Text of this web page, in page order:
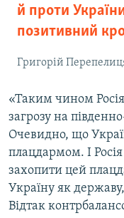
й проти
позитивний
Григорій
«Таким чином
загрозу на
Очевидно, що
плацдармом. І
захопити цей
Україну як
Відтак